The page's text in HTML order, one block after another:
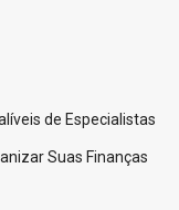
de Especialistas
Suas Finanças